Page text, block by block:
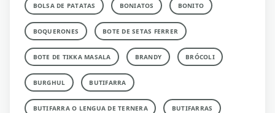
BOLSA DE PATATAS BONIATOS BONITO
BOQUERONES BOTE DE SETAS FERRER
BOTE DE TIKKA MASALA BRANDY BRÓCOLI
BURGHUL BUTIFARRA
BUTIFARRA O LENGUA DE TERNERA BUTIFARRAS